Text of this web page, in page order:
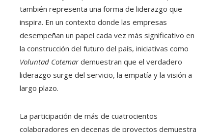
también representa una forma de liderazgo que
inspira. En un contexto donde las empresas
desempeñan un papel cada vez más significativo en
la construcción del futuro del país, iniciativas como
Voluntad Cotemardemuestran que el verdadero
liderazgo surge del servicio, la empatía y la visión a
largo plazo.
La participación de más de cuatrocientos
colaboradores en decenas de proyectos demuestra